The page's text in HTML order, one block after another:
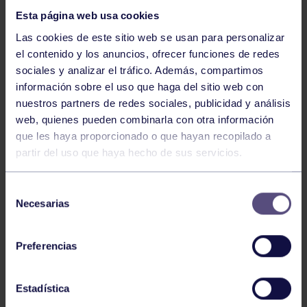
Esta página web usa cookies
Las cookies de este sitio web se usan para personalizar
el contenido y los anuncios, ofrecer funciones de redes
sociales y analizar el tráfico. Además, compartimos
información sobre el uso que haga del sitio web con
nuestros partners de redes sociales, publicidad y análisis
web, quienes pueden combinarla con otra información
que les haya proporcionado o que hayan recopilado a
partir del uso que haya hecho de sus servicios.
Necesarias
Preferencias
Estadística
Hockey 28 Jul 2026
ÓSCAR PALOMERO, RUMBO AL
MUNDIAL
Hockey